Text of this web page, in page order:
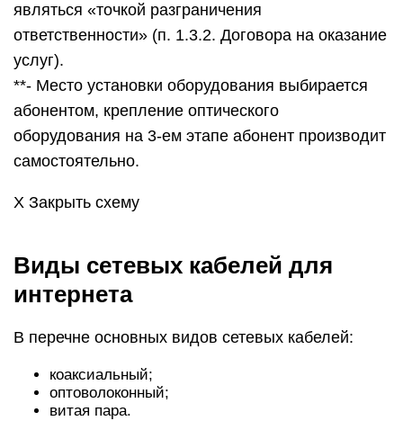
являться «точкой разграничения
ответственности» (п. 1.3.2. Договора на оказание
услуг).
**- Место установки оборудования выбирается
абонентом, крепление оптического
оборудования на 3-ем этапе абонент производит
самостоятельно.
Х Закрыть схему
Виды сетевых кабелей для
интернета
В перечне основных видов сетевых кабелей:
коаксиальный;
оптоволоконный;
витая пара.